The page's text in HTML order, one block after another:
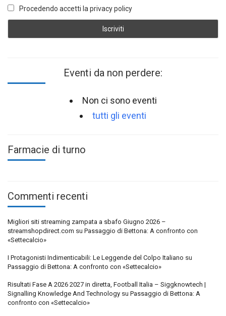
Procedendo accetti la privacy policy
Eventi da non perdere:
Non ci sono eventi
tutti gli eventi
Farmacie di turno
Commenti recenti
Migliori siti streaming zampata a sbafo Giugno 2026 –
streamshopdirect.com su Passaggio di Bettona: A confronto con
«Settecalcio»
I Protagonisti Indimenticabili: Le Leggende del Colpo Italiano su
Passaggio di Bettona: A confronto con «Settecalcio»
Risultati Fase A 2026 2027 in diretta, Football Italia – Siggknowtech |
Signalling Knowledge And Technology su Passaggio di Bettona: A
confronto con «Settecalcio»